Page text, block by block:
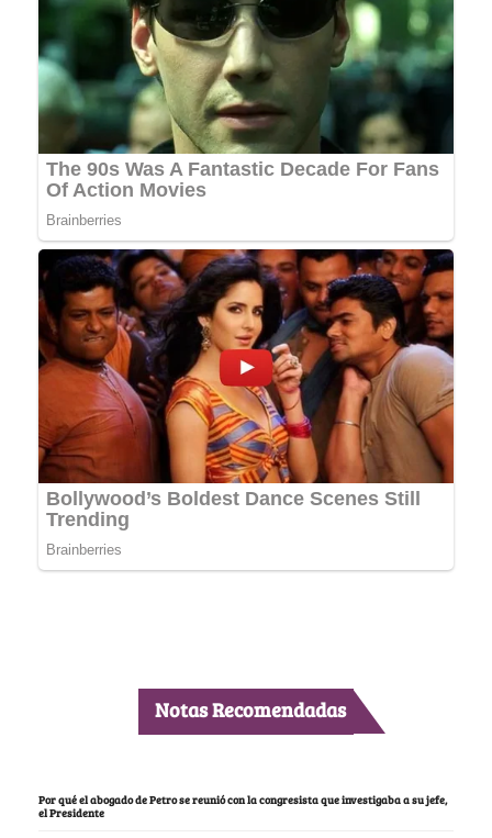
Notas Recomendadas
Por qué el abogado de Petro se reunió con la congresista que investigaba a su jefe,
el Presidente